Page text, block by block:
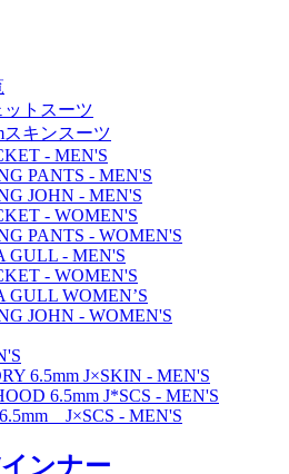
トスーツ
スキンスーツ
- MEN'S
PANTS - MEN'S
JOHN - MEN'S
- WOMEN'S
PANTS - WOMEN'S
GULL - MEN'S
- WOMEN'S
GULL WOMEN’S
JOHN - WOMEN'S
6.5mm J×SKIN - MEN'S
6.5mm J*SCS - MEN'S
J×SCS - MEN'S
ンナー